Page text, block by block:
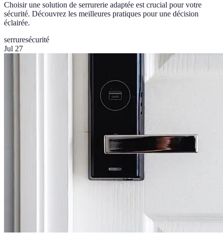
Choisir une solution de serrurerie adaptée est crucial pour votre
sécurité. Découvrez les meilleures pratiques pour une décision
éclairée.
serruresécurité
Jul 27